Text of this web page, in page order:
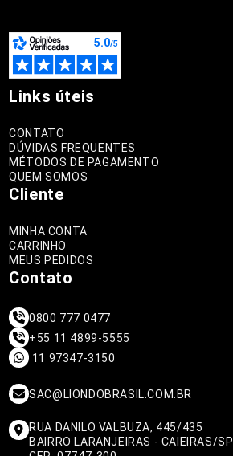
Links úteis
CONTATO
DÚVIDAS FREQUENTES
MÉTODOS DE PAGAMENTO
QUEM SOMOS
Cliente
MINHA CONTA
CARRINHO
MEUS PEDIDOS
Contato
0800 777 0477
+55 11 4899-5555
11 97347-3150
SAC@LIONDOBRASIL.COM.BR
RUA DANILO VALBUZA, 445/435
BAIRRO LARANJEIRAS - CAIEIRAS/SP